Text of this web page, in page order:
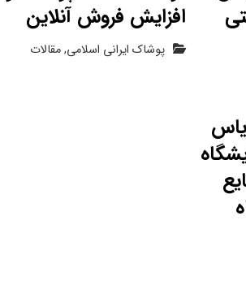
افزایش فروش آنلاین
پوشاک ایرانی اسلامی,مقالات
یاس